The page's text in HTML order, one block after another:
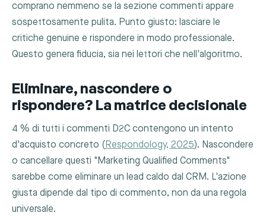
comprano nemmeno se la sezione commenti appare
sospettosamente pulita. Punto giusto: lasciare le
critiche genuine e rispondere in modo professionale.
Questo genera fiducia, sia nei lettori che nell'algoritmo.
Eliminare, nascondere o
rispondere? La matrice decisionale
4 % di tutti i commenti D2C contengono un intento
d'acquisto concreto (Respondology, 2025). Nascondere
o cancellare questi "Marketing Qualified Comments"
sarebbe come eliminare un lead caldo dal CRM. L'azione
giusta dipende dal tipo di commento, non da una regola
universale.